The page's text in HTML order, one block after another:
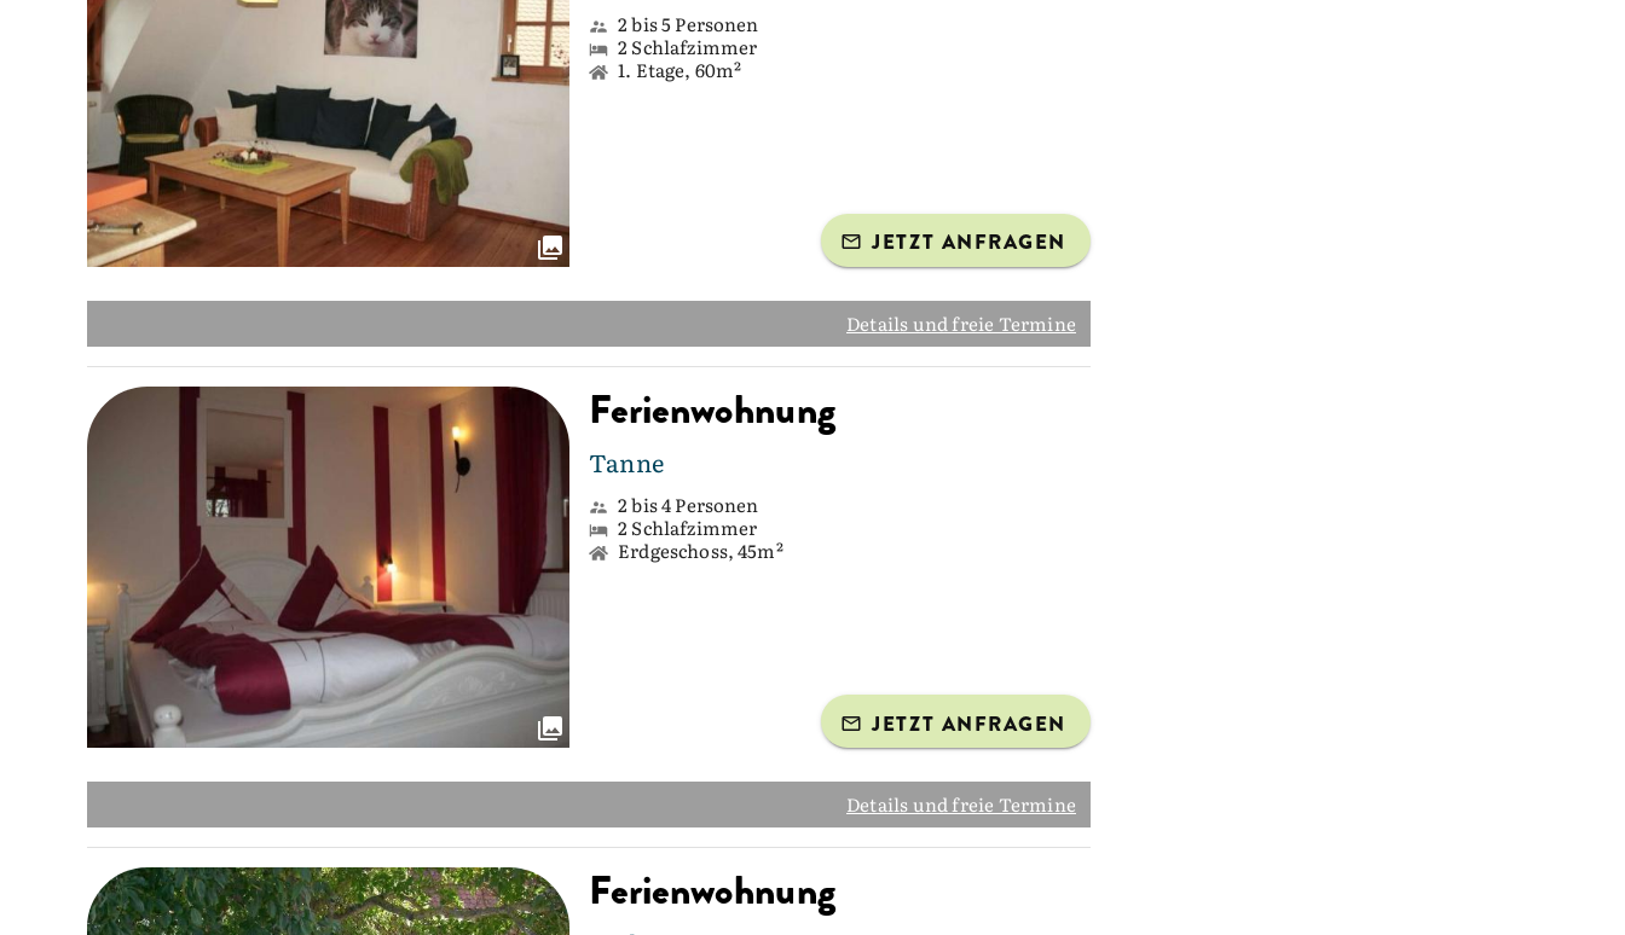
2 bis 5 Personen
2 Schlafzimmer
1. Etage, 60m²
JETZT ANFRAGEN
Details und freie Termine
Ferienwohnung
Tanne
2 bis 4 Personen
2 Schlafzimmer
Erdgeschoss, 45m²
JETZT ANFRAGEN
Details und freie Termine
Ferienwohnung